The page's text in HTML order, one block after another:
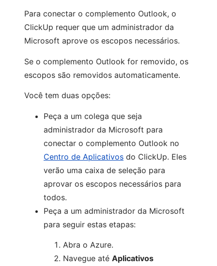
Para conectar o complemento Outlook, o
ClickUp requer que um administrador da
Microsoft aprove os escopos necessários.
Se o complemento Outlook for removido, os
escopos são removidos automaticamente.
Você tem duas opções:
Peça a um colega que seja
administrador da Microsoft para
conectar o complemento Outlook no
Centro de Aplicativos do ClickUp. Eles
verão uma caixa de seleção para
aprovar os escopos necessários para
todos.
Peça a um administrador da Microsoft
para seguir estas etapas:
Abra o Azure.
Navegue até Aplicativos